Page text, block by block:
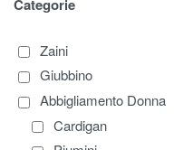
Categorie
Zaini
Giubbino
Abbigliamento Donna
Cardigan